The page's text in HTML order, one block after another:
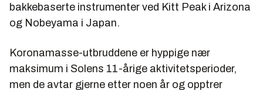
bakkebaserte instrumenter ved Kitt Peak i Arizona
og Nobeyama i Japan.
Koronamasse-utbruddene er hyppige nær
maksimum i Solens 11-årige aktivitetsperioder,
men de avtar gjerne etter noen år og opptrer